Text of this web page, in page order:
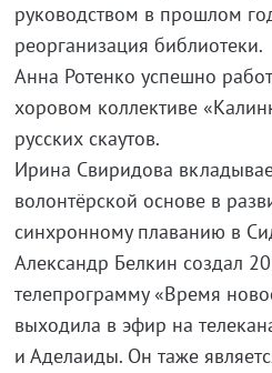
руководством в прошлом
реорганизация библиотеки.
Анна Ротенко успешно
хоровом коллективе
русских скаутов.
Ирина Свиридова
волонтёрской основе в
синхронному плаванию в
Александр Белкин создал
телепрограмму «Время
выходила в эфир на
и Аделаиды. Он таже